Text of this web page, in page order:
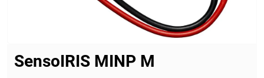
SensoIRIS MINP М